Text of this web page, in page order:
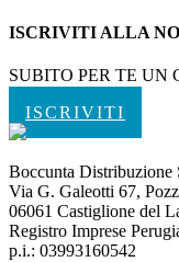
ISCRIVITI ALLA
SUBITO PER TE UN
ISCRIVITI
Boccunta Distribuzione
Via G. Galeotti 67,
06061 Castiglione del
Registro Imprese
p.i.: 03993160542